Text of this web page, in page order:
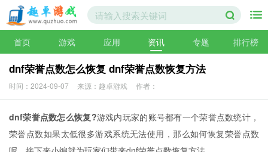
首页 游戏 应用 资讯 专题 排行榜
dnf荣誉点数怎么恢复 dnf荣誉点数恢复方法
时间：2024-09-07 来源：趣卓游戏 作者：
dnf荣誉点数怎么恢复?游戏内玩家的账号都有一个荣誉点数统计，
荣誉点数如果太低很多游戏系统无法使用，那么如何恢复荣誉点数